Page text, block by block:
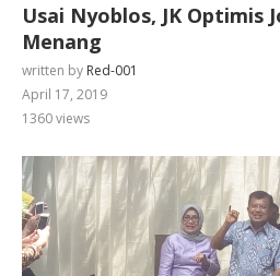
Usai Nyoblos, JK Optimis
Menang
written by Red-001
April 17, 2019
1360views